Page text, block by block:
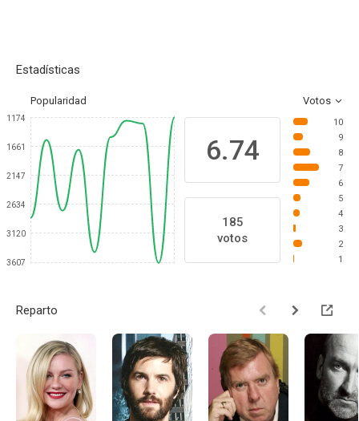
Estadísticas
Popularidad Votos
1174
1661
2147
2634
3120
3607
6.74
185
votos
10
9
8
7
6
5
4
3
2
1
Reparto